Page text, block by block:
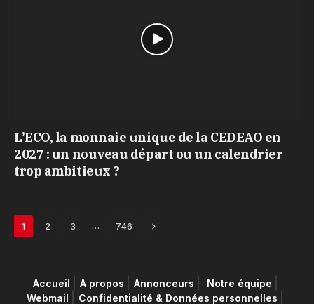
L’ECO, la monnaie unique de la CEDEAO en
2027 : un nouveau départ ou un calendrier
trop ambitieux ?
1 2 3 … 746 Next
Accueil A propos Annonceurs
Notre équipe
Webmail
Confidentialité & Données personnelles